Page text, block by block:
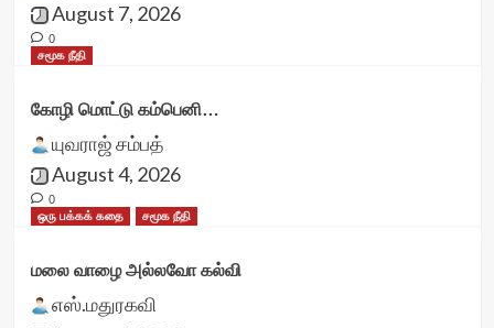
August 7, 2026
0
சமூக நீதி
கோழி மொட்டு கம்பெனி…
யுவராஜ் சம்பத்
August 4, 2026
0
ஒரு பக்கக் கதை
சமூக நீதி
மலை வாழை அல்லவோ கல்வி
எஸ்.மதுரகவி